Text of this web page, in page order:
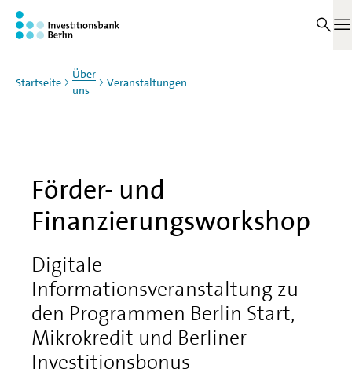
Zum Haupinhalt springen
Startseite
Über
uns
Veranstaltungen
Förder- und
Finanzierungsworkshop
Digitale
Informationsveranstaltung zu
den Programmen Berlin Start,
Mikrokredit und Berliner
Investitionsbonus